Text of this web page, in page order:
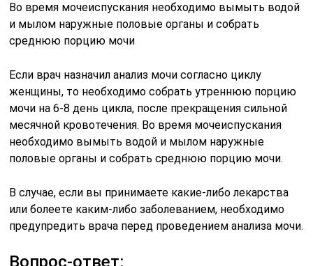
Во время мочеиспускания необходимо вымыть водой
и мылом наружные половые органы и собрать
среднюю порцию мочи
Если врач назначил анализ мочи согласно циклу
женщины, то необходимо собрать утреннюю порцию
мочи на 6-8 день цикла, после прекращения сильной
месячной кровотечения. Во время мочеиспускания
необходимо вымыть водой и мылом наружные
половые органы и собрать среднюю порцию мочи.
В случае, если вы принимаете какие-либо лекарства
или болеете каким-либо заболеванием, необходимо
предупредить врача перед проведением анализа мочи.
Вопрос-ответ: